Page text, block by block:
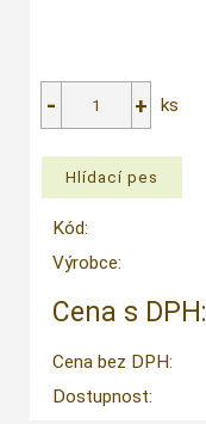
ks
Kód:
Výrobce:
Cena s DPH:
Cena bez DPH:
Dostupnost: